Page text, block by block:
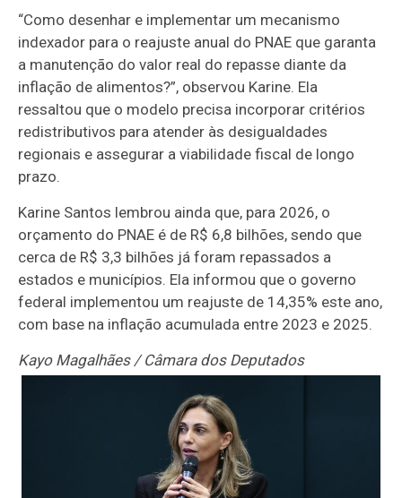
“Como desenhar e implementar um mecanismo
indexador para o reajuste anual do PNAE que garanta
a manutenção do valor real do repasse diante da
inflação de alimentos?”, observou Karine. Ela
ressaltou que o modelo precisa incorporar critérios
redistributivos para atender às desigualdades
regionais e assegurar a viabilidade fiscal de longo
prazo.
Karine Santos lembrou ainda que, para 2026, o
orçamento do PNAE é de R$ 6,8 bilhões, sendo que
cerca de R$ 3,3 bilhões já foram repassados a
estados e municípios. Ela informou que o governo
federal implementou um reajuste de 14,35% este ano,
com base na inflação acumulada entre 2023 e 2025.
Kayo Magalhães / Câmara dos Deputados